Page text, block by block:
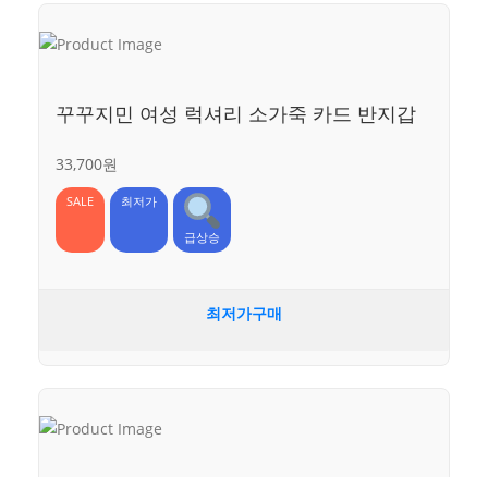
꾸꾸지민 여성 럭셔리 소가죽 카드 반지갑
33,700원
SALE 최저가
급상승
최저가구매